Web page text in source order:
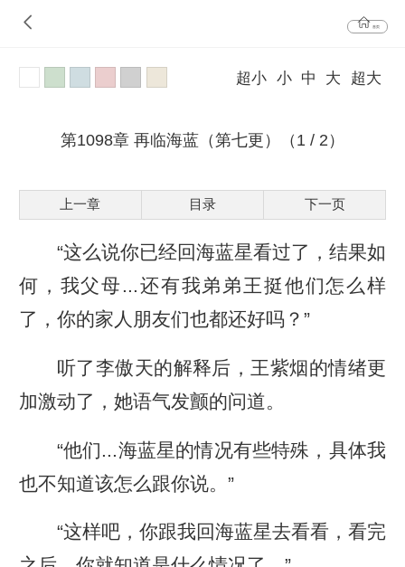
首页
超小 小 中 大 超大
第1098章 再临海蓝（第七更）（1 / 2）
上一章 目录 下一页
“这么说你已经回海蓝星看过了，结果如
何，我父母...还有我弟弟王挺他们怎么样
了，你的家人朋友们也都还好吗？”
听了李傲天的解释后，王紫烟的情绪更
加激动了，她语气发颤的问道。
“他们...海蓝星的情况有些特殊，具体我
也不知道该怎么跟你说。”
“这样吧，你跟我回海蓝星去看看，看完